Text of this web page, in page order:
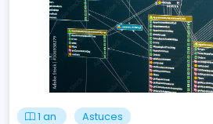
1 an Astuces